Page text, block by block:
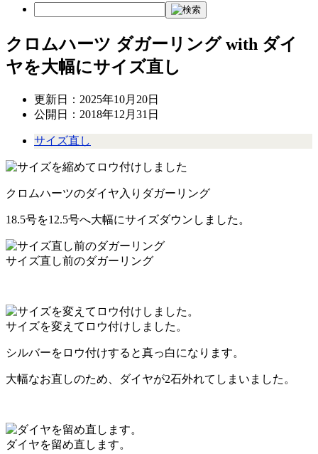
クロムハーツ ダガーリング with ダイ
ヤを大幅にサイズ直し
更新日： 2025年10月20日
公開日： 2018年12月31日
サイズ直し
クロムハーツのダイヤ入りダガーリング
18.5号を12.5号へ大幅にサイズダウンしました。
サイズ直し前のダガーリング
サイズを変えてロウ付けしました。
シルバーをロウ付けすると真っ白になります。
大幅なお直しのため、ダイヤが2石外れてしまいました。
ダイヤを留め直します。